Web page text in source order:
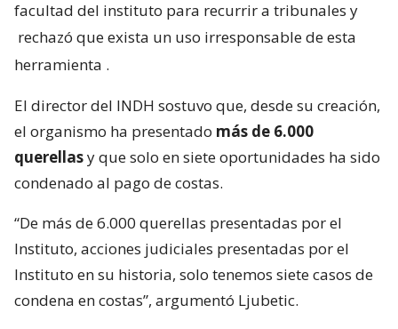
facultad del instituto para recurrir a tribunales y
rechazó que exista un uso irresponsable de esta
herramienta .
El director del INDH sostuvo que, desde su creación,
el organismo ha presentado más de 6.000
querellasy que solo en siete oportunidades ha sido
condenado al pago de costas.
“De más de 6.000 querellas presentadas por el
Instituto, acciones judiciales presentadas por el
Instituto en su historia, solo tenemos siete casos de
condena en costas”, argumentó Ljubetic.